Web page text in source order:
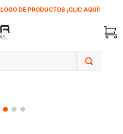
DE PRODUCTOS ¡CLIC AQUÍ!
2.
inversora